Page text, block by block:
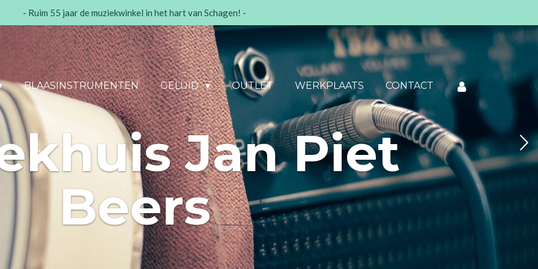
- Ruim 55 jaar de muziekwinkel in het hart van Schagen! -
BLAASINSTRUMENTEN GELUID OUTLET WERKPLAATS CONTACT
Jan Piet
Beers